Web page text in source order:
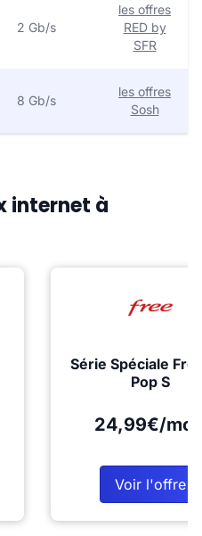
2 Gb/s
les offres
RED by
SFR
8 Gb/s
les offres
Sosh
internet à
Série Spéciale
Pop S
24,99€/
Voir l'offre